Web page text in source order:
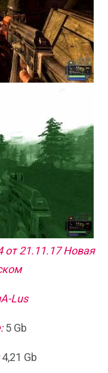
от 21.11.17 Новая
Lus
5 Gb
Gb